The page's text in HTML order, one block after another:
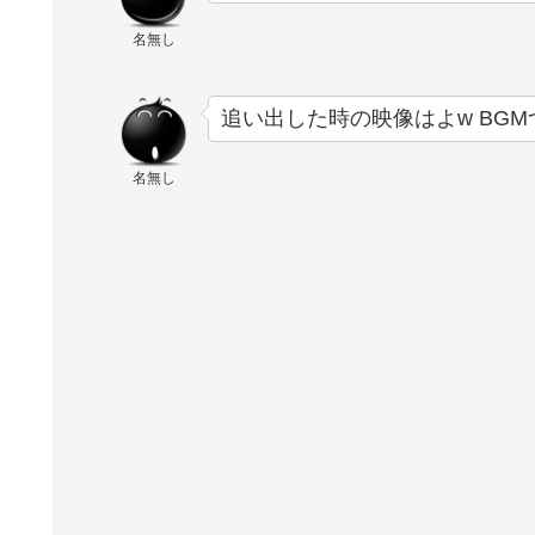
名無し
名無し
追い出した時の映像はよw BGM